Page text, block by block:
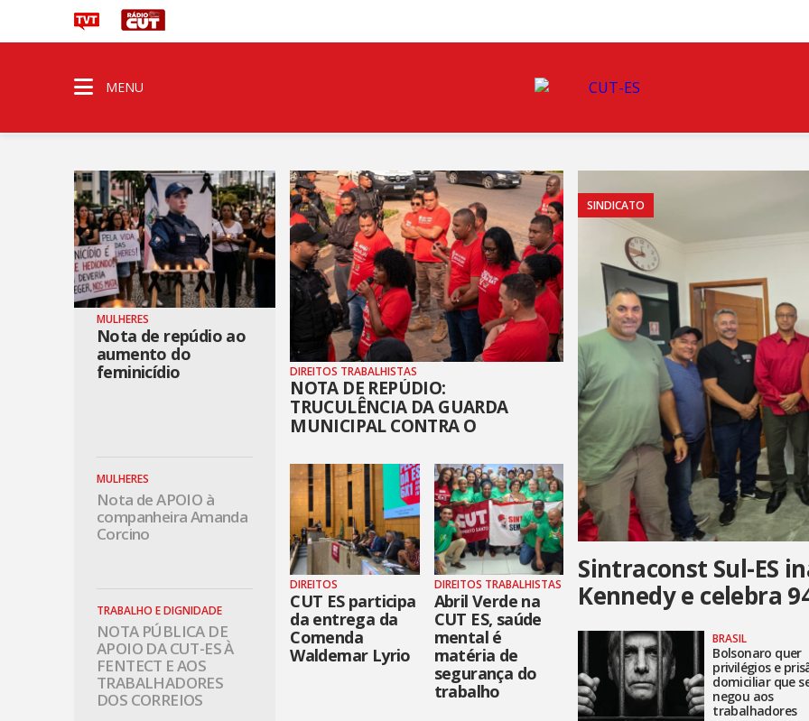
MENU
MULHERES
Nota de repúdio ao
aumento do
feminicídio
MULHERES
Nota de APOIO à
companheira Amanda
Corcino
TRABALHO E DIGNIDADE
NOTA PÚBLICA DE
APOIO DA CUT-ES À
FENTECT E AOS
TRABALHADORES
DOS CORREIOS
DIREITOS TRABALHISTAS
NOTA DE REPÚDIO:
TRUCULÊNCIA DA GUARDA
MUNICIPAL CONTRA O
DIREITOS
CUT ES participa
da entrega da
Comenda
Waldemar Lyrio
DIREITOS TRABALHISTAS
Abril Verde na
CUT ES, saúde
mental é
matéria de
segurança do
trabalho
SINDICATO
Sintraconst Sul-ES
Kennedy e celebra
BRASIL
Bolsonaro quer
privilégios e
domiciliar que
negou aos
trabalhadores